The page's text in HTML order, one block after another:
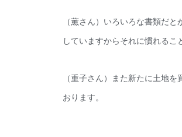
（薫さん）いろいろな書類だ
していますからそれに慣れるこ
（重子さん）また新たに土地
おります。